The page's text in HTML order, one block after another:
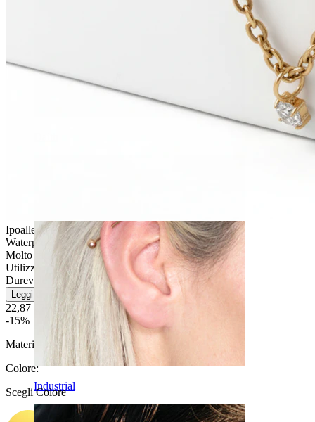
Industrial
Ipoallergenico
Waterproof
Molto facile
Utilizzo moderato
Durevole
Leggi di più
22,87 €
26,90 €
-15%
Materiale:
Titanio
Colore:
Scegli Colore